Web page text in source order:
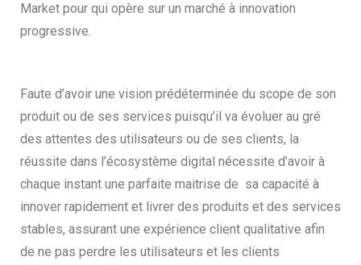
Market pour qui opère sur un marché à innovation
progressive.
Faute d’avoir une vision prédéterminée du scope de son
produit ou de ses services puisqu’il va évoluer au gré
des attentes des utilisateurs ou de ses clients, la
réussite dans l’écosystème digital nécessite d’avoir à
chaque instant une parfaite maitrise de sa capacité à
innover rapidement et livrer des produits et des services
stables, assurant une expérience client qualitative afin
de ne pas perdre les utilisateurs et les clients